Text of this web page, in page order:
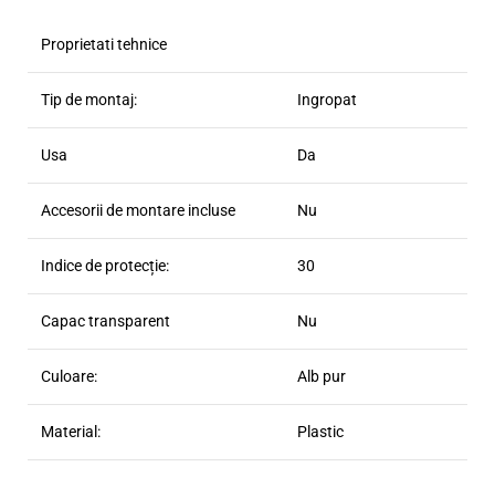
Proprietati tehnice
Tip de montaj: Ingropat
Usa Da
Accesorii de montare incluse Nu
Indice de protecție: 30
Capac transparent Nu
Culoare: Alb pur
Material: Plastic